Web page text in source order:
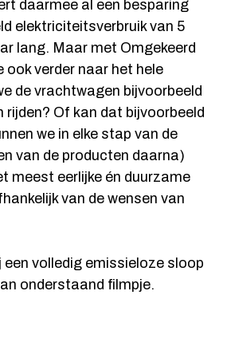
daarmee al een besparing
elektriciteitsverbruik van 5
lang. Maar met Omgekeerd
ook verder naar het hele
de vrachtwagen bijvoorbeeld
rijden? Of kan dat bijvoorbeeld
we in elke stap van de
van de producten daarna)
meest eerlijke én duurzame
van de wensen van
een volledig emissieloze sloop
onderstaand filmpje.